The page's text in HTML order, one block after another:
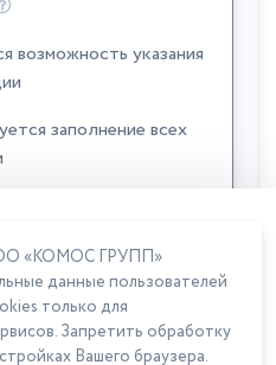
возможность указания
заполнение всех
«КОМОС ГРУПП»
данные пользователей
только для
Запретить обработку
Вашего браузера.